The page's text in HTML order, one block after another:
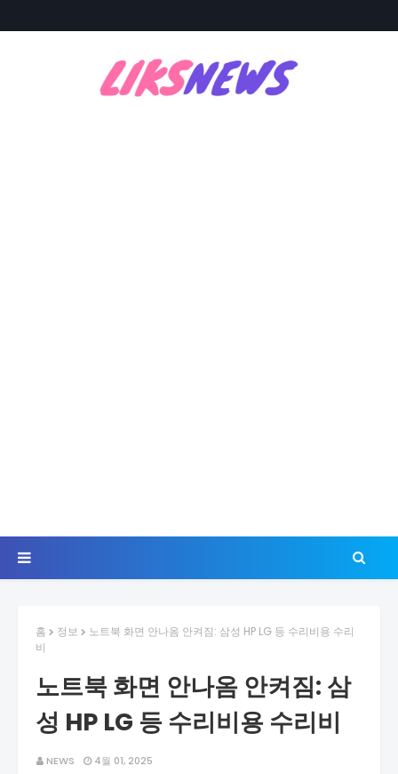
홈 정보
노트북 화면 안나옴 안켜짐: 삼성 HP LG 등 수리비용 수리
비
노트북 화면 안나옴 안켜짐: 삼
성 HP LG 등 수리비용 수리비
NEWS 4월 01, 2025